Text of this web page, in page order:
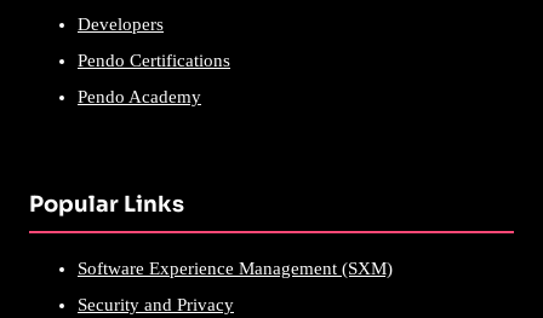
Developers
Pendo Certifications
Pendo Academy
Popular Links
Software Experience Management (SXM)
Security and Privacy